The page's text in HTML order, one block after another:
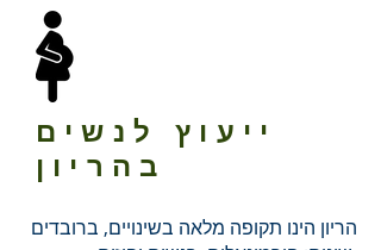
הריון הינו תקופה מלאה בשינויים, ברובדים
ייעוץ לנשים
בהריון